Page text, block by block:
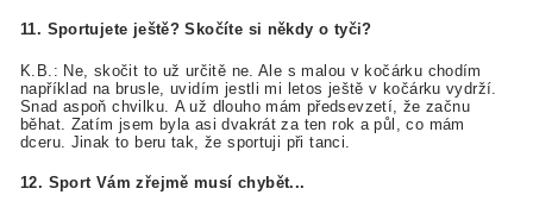
11. Sportujete ještě? Skočíte si někdy o tyči?
K.B.: Ne, skočit to už určitě ne. Ale s malou v kočárku chodím
například na brusle, uvidím jestli mi letos ještě v kočárku vydrží.
Snad aspoň chvilku. A už dlouho mám předsevzetí, že začnu
běhat. Zatím jsem byla asi dvakrát za ten rok a půl, co mám
dceru. Jinak to beru tak, že sportuji při tanci.
12. Sport Vám zřejmě musí chybět...